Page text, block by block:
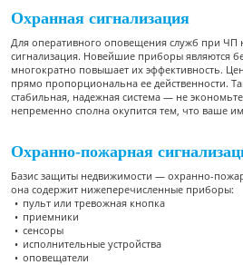
Охранная сигнализация
Для оперативного оповещения служб при ЧП
сигнализация. Новейшие приборы являются
многократно повышает их эффективность.
прямо пропорциональна ее действенности.
стабильная, надежная система — не
непременно сполна окупится тем, что ваше
Охранно-пожарная
Базис защиты недвижимости — охранно-
она содержит нижеперечисленные приборы:
пульт или тревожная кнопка
приемники
сенсоры
исполнительные устройства
оповещатели